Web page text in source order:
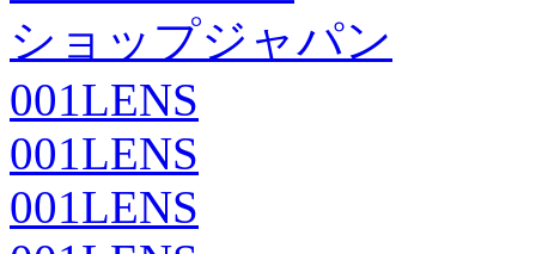
ショップジャパン
001LENS
001LENS
001LENS